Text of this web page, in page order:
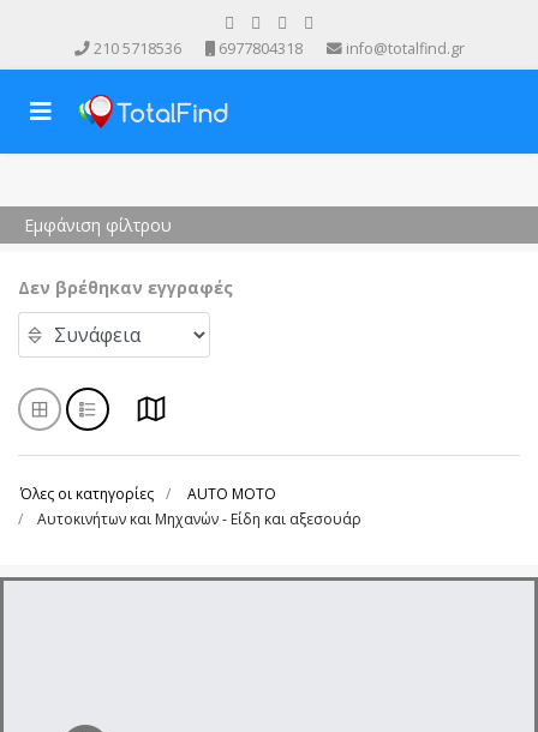
210 5718536 6977804318 info@totalfind.gr
Εμφάνιση φίλτρου
Δεν βρέθηκαν εγγραφές
Όλες οι κατηγορίες
AUTO MOTO
Αυτοκινήτων και Μηχανών - Είδη και αξεσουάρ